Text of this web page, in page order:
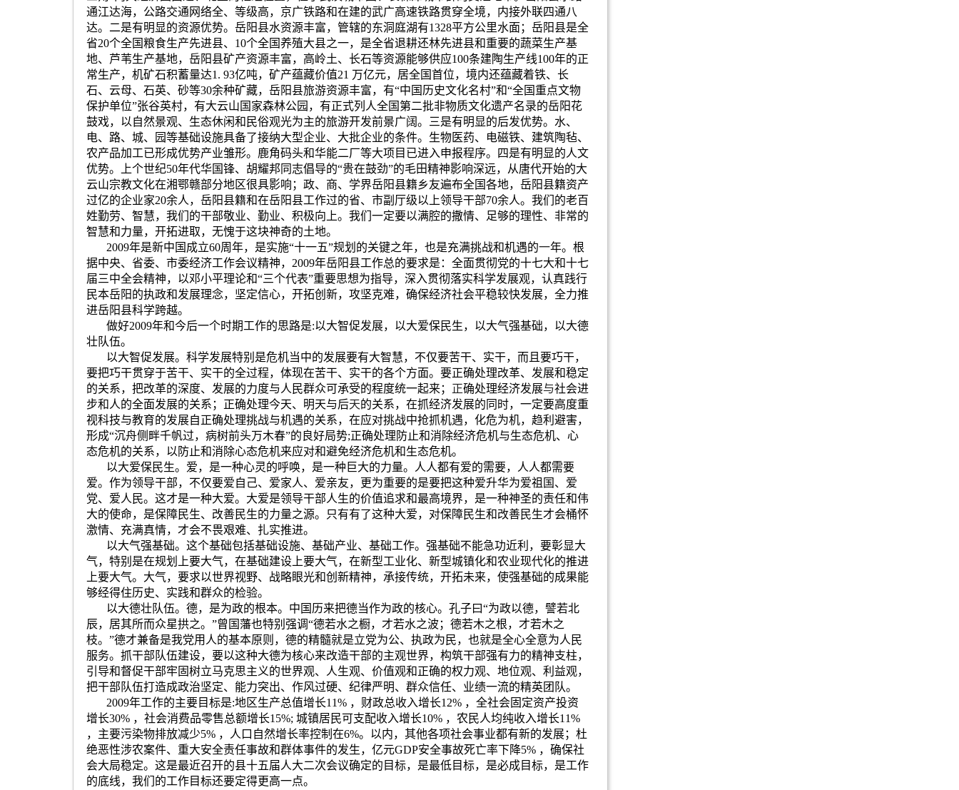
通江达海，公路交通网络全、等级高，京广铁路和在建的武广高速铁路贯穿全境，内接外联四通八
达。二是有明显的资源优势。岳阳县水资源丰富，管辖的东洞庭湖有1328平方公里水面；岳阳县是全
省20个全国粮食生产先进县、 10个全国养殖大县之一，是全省退耕还林先进县和重要的蔬菜生产基
地、芦苇生产基地，岳阳县矿产资源丰富，高岭土、长石等资源能够供应100条建陶生产线100年的正
常生产，机矿石积蓄量达1. 93亿吨，矿产蕴藏价值21 万亿元，居全国首位，境内还蕴藏着铁、长
石、云母、石英、砂等30余种矿藏，岳阳县旅游资源丰富，有“中国历史文化名村”和“全国重点文物
保护单位”张谷英村，有大云山国家森林公园，有正式列人全国第二批非物质文化遗产名录的岳阳花
鼓戏，以自然景观、生态休闲和民俗观光为主的旅游开发前景广阔。三是有明显的后发优势。水、
电、路、城、园等基础设施具备了接纳大型企业、大批企业的条件。生物医药、电磁铁、建筑陶毡、
农产品加工已形成优势产业雏形。鹿角码头和华能二厂等大项目已进入申报程序。四是有明显的人文
优势。上个世纪50年代华国锋、胡耀邦同志倡导的“贵在鼓劲”的毛田精神影响深远，从唐代开始的大
云山宗教文化在湘鄂赣部分地区很具影响；政、商、学界岳阳县籍乡友遍布全国各地，岳阳县籍资产
过亿的企业家20余人，岳阳县籍和在岳阳县工作过的省、市副厅级以上领导干部70余人。我们的老百
姓勤劳、智慧，我们的干部敬业、勤业、积极向上。我们一定要以满腔的撒情、足够的理性、非常的
智慧和力量，开拓进取，无愧于这块神奇的土地。
2009年是新中国成立60周年，是实施“十一五”规划的关键之年，也是充满挑战和机遇的一年。根
据中央、省委、市委经济工作会议精神， 2009年岳阳县工作总的要求是：全面贯彻党的十七大和十七
届三中全会精神，以邓小平理论和“三个代表”重要思想为指导，深入贯彻落实科学发展观，认真践行
民本岳阳的执政和发展理念，坚定信心，开拓创新，攻坚克难，确保经济社会平稳较快发展，全力推
进岳阳县科学跨越。
做好2009年和今后一个时期工作的思路是:以大智促发展，以大爱保民生，以大气强基础，以大德
壮队伍。
以大智促发展。科学发展特别是危机当中的发展要有大智慧，不仅要苦干、实干，而且要巧干，
要把巧干贯穿于苦干、实干的全过程，体现在苦干、实干的各个方面。要正确处理改革、发展和稳定
的关系，把改革的深度、发展的力度与人民群众可承受的程度统一起来； 正确处理经济发展与社会进
步和人的全面发展的关系；正确处理今天、明天与后天的关系，在抓经济发展的同时，一定要高度重
视科技与教育的发展自正确处理挑战与机遇的关系，在应对挑战中抢抓机遇，化危为机，趋利避害，
形成“沉舟侧畔千帆过，病树前头万木春”的良好局势;正确处理防止和消除经济危机与生态危机、心
态危机的关系，以防止和消除心态危机来应对和避免经济危机和生态危机。
以大爱保民生。爱，是一种心灵的呼唤，是一种巨大的力量。人人都有爱的需要，人人都需要
爱。作为领导干部，不仅要爱自己、爱家人、爱亲友，更为重要的是要把这种爱升华为爱祖国、爱
党、爱人民。这才是一种大爱。大爱是领导干部人生的价值追求和最高境界，是一种神圣的责任和伟
大的使命，是保障民生、改善民生的力量之源。只有有了这种大爱，对保障民生和改善民生才会桶怀
激情、充满真情，才会不畏艰难、扎实推进。
以大气强基础。这个基础包括基础设施、基础产业、基础工作。强基础不能急功近利，要彰显大
气，特别是在规划上要大气，在基础建设上要大气，在新型工业化、新型城镇化和农业现代化的推进
上要大气。大气，要求以世界视野、战略眼光和创新精神，承接传统，开拓未来，使强基础的成果能
够经得住历史、实践和群众的检验。
以大德壮队伍。德，是为政的根本。中国历来把德当作为政的核心。孔子曰“为政以德，譬若北
辰，居其所而众星拱之。 ”曾国藩也特别强调“德若水之橱，才若水之波；德若木之根，才若木之
枝。 ”德才兼备是我党用人的基本原则，德的精髓就是立党为公、执政为民，也就是全心全意为人民
服务。抓干部队伍建设，要以这种大德为核心来改造干部的主观世界，构筑干部强有力的精神支柱，
引导和督促干部牢固树立马克思主义的世界观、人生观、价值观和正确的权力观、地位观、利益观，
把干部队伍打造成政治坚定、能力突出、作风过硬、纪律严明、群众信任、业绩一流的精英团队。
2009年工作的主要目标是:地区生产总值增长11% ，财政总收入增长12% ，全社会固定资产投资
增长30% ，社会消费品零售总额增长15%; 城镇居民可支配收入增长10% ，农民人均纯收入增长11%
，主要污染物排放减少5% ，人口自然增长率控制在6%。以内，其他各项社会事业都有新的发展；杜
绝恶性涉农案件、重大安全责任事故和群体事件的发生，亿元GDP安全事故死亡率下降5% ，确保社
会大局稳定。这是最近召开的县十五届人大二次会议确定的目标，是最低目标，是必成目标，是工作
的底线，我们的工作目标还要定得更高一点。